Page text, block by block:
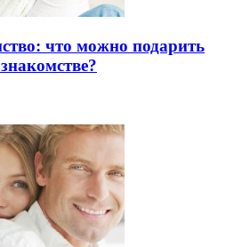
что можно подарить